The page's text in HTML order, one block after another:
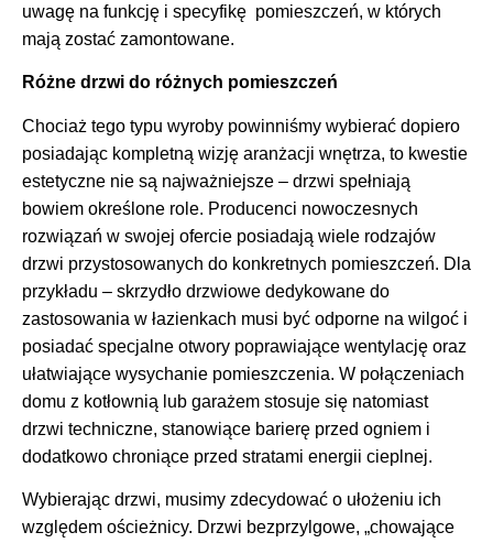
uwagę na funkcję i specyfikę pomieszczeń, w których
mają zostać zamontowane.
Różne drzwi do różnych pomieszczeń
Chociaż tego typu wyroby powinniśmy wybierać dopiero
posiadając kompletną wizję aranżacji wnętrza, to kwestie
estetyczne nie są najważniejsze – drzwi spełniają
bowiem określone role. Producenci nowoczesnych
rozwiązań w swojej ofercie posiadają wiele rodzajów
drzwi przystosowanych do konkretnych pomieszczeń. Dla
przykładu – skrzydło drzwiowe dedykowane do
zastosowania w łazienkach musi być odporne na wilgoć i
posiadać specjalne otwory poprawiające wentylację oraz
ułatwiające wysychanie pomieszczenia. W połączeniach
domu z kotłownią lub garażem stosuje się natomiast
drzwi techniczne, stanowiące barierę przed ogniem i
dodatkowo chroniące przed stratami energii cieplnej.
Wybierając drzwi, musimy zdecydować o ułożeniu ich
względem ościeżnicy. Drzwi bezprzylgowe, „chowające